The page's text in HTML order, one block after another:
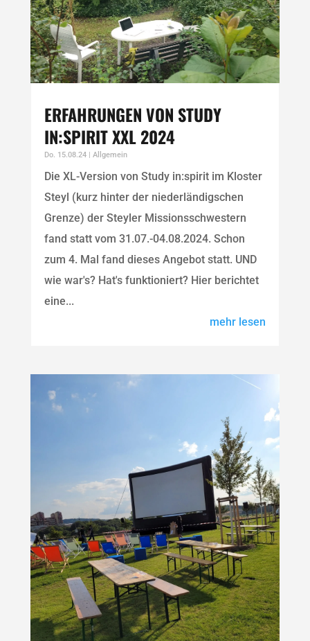
ERFAHRUNGEN VON STUDY
IN:SPIRIT XXL 2024
Do. 15.08.24| Allgemein
Die XL-Version von Study in:spirit im Kloster
Steyl (kurz hinter der niederländigschen
Grenze) der Steyler Missionsschwestern
fand statt vom 31.07.-04.08.2024. Schon
zum 4. Mal fand dieses Angebot statt. UND
wie war's? Hat's funktioniert? Hier berichtet
eine...
mehr lesen